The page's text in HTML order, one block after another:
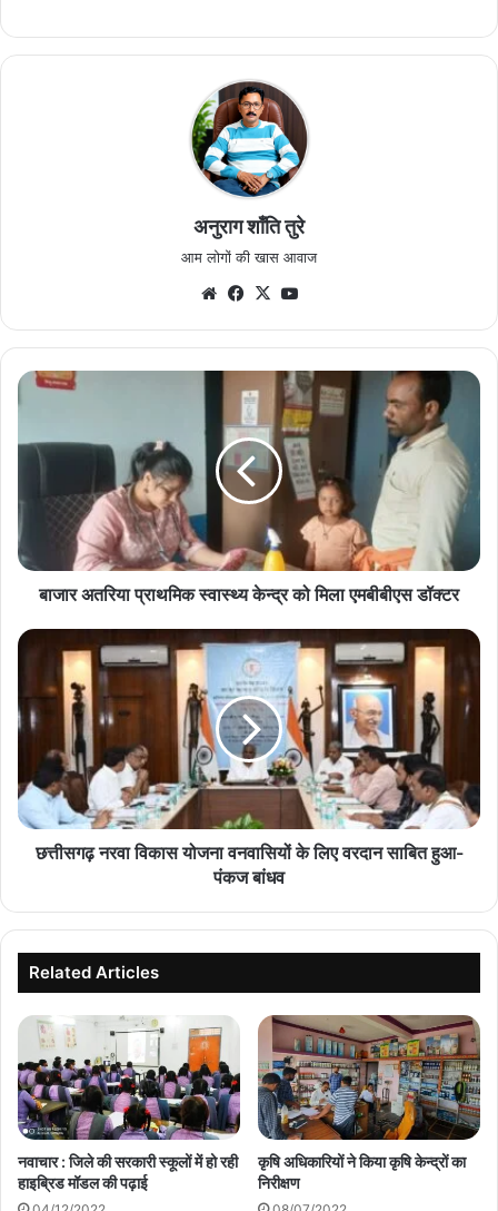
अनुराग शाँति तुरे
आम लोगों की खास आवाज
WebsiteFacebook
X
बाजार
अतरिया
स्वास्थ्य
को
मिला
एमबीबीएस
डॉक्टर
बाजार अतरिया प्राथमिक स्वास्थ्य केन्द्र को मिला एमबीबीएस डॉक्टर
छत्तीसगढ़
विकास
योजना
वनवासियों
लिए
वरदान
साबित
हुआ-छत्तीसगढ़ नरवा विकास योजना वनवासियों के लिए वरदान साबित हुआ-
पंकज बांधव
Related Articles
नवाचार : जिले की सरकारी स्कूलों में हो रही
हाइब्रिड मॉडल की पढ़ाई
कृषि अधिकारियों ने किया कृषि केन्द्रों का
निरीक्षण